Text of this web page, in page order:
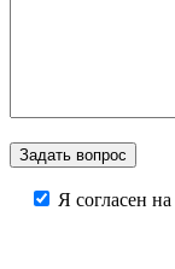
Я согласен на